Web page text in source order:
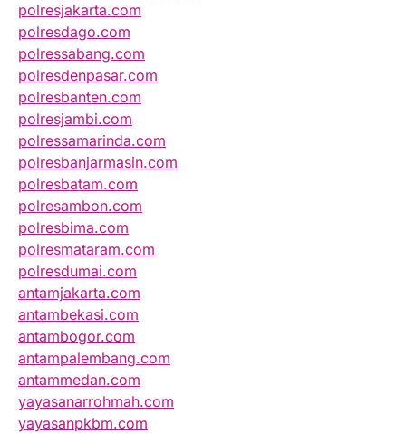
polresjakarta.com
polresdago.com
polressabang.com
polresdenpasar.com
polresbanten.com
polresjambi.com
polressamarinda.com
polresbanjarmasin.com
polresbatam.com
polresambon.com
polresbima.com
polresmataram.com
polresdumai.com
antamjakarta.com
antambekasi.com
antambogor.com
antampalembang.com
antammedan.com
yayasanarrohmah.com
yayasanpkbm.com